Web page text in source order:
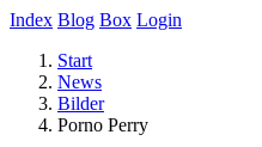
Index Blog Box Login
Start
News
Bilder
Porno Perry